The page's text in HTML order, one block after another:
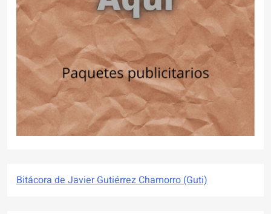
Bitácora de Javier Gutiérrez Chamorro (Guti)